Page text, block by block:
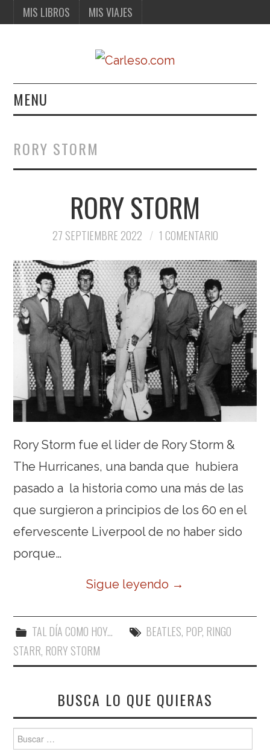
MIS LIBROS MIS VIAJES
MENU
MIS VIAJES
RORY STORM
RORY STORM
27 SEPTIEMBRE 2022 1 COMENTARIO
Rory Storm fue el lider de Rory Storm &
The Hurricanes, una banda que hubiera
pasado a la historia como una más de las
que surgieron a principios de los 60 en el
efervescente Liverpool de no haber sido
porque…
Sigue leyendo →
TAL DÍA COMO HOY... BEATLES, POP, RINGO
STARR, RORY STORM
BUSCA LO QUE QUIERAS
Buscar: